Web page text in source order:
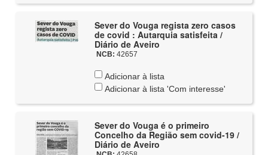
Sever do Vouga regista zero casos
de covid : Autarquia satisfeita /
Diário de Aveiro
NCB: 42657
Adicionar à lista
Adicionar à lista 'Com interesse'
Sever do Vouga é o primeiro
Concelho da Região sem covid-19 /
Diário de Aveiro